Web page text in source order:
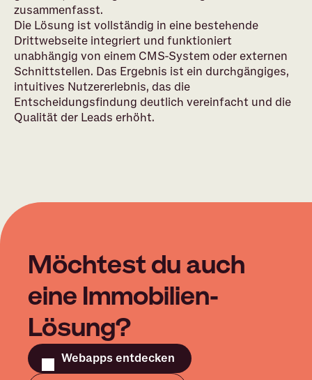
zusammenfasst.
Die Lösung ist vollständig in eine bestehende
Drittwebseite integriert und funktioniert
unabhängig von einem CMS-System oder externen
Schnittstellen. Das Ergebnis ist ein durchgängiges,
intuitives Nutzererlebnis, das die
Entscheidungsfindung deutlich vereinfacht und die
Qualität der Leads erhöht.
Möchtest du auch
eine Immobilien-
Lösung?
Webapps entdecken